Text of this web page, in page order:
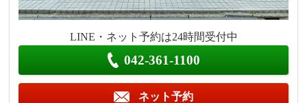
LINE・ネット予約は24時間受付中
042-361-1100
ネット予約